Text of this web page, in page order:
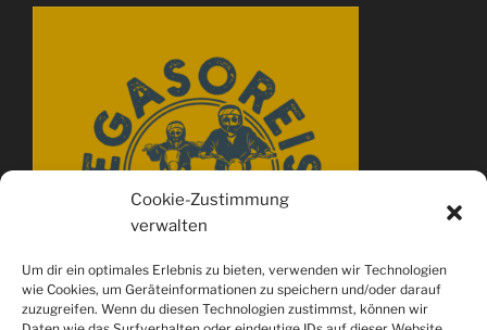
Cookie-Zustimmung
verwalten
Um dir ein optimales Erlebnis zu bieten, verwenden wir Technologien
wie Cookies, um Geräteinformationen zu speichern und/oder darauf
zuzugreifen. Wenn du diesen Technologien zustimmst, können wir